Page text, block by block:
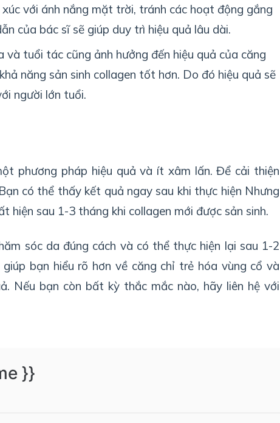
với ánh nắng mặt trời, tránh các hoạt động gắng
của bác sĩ sẽ giúp duy trì hiệu quả lâu dài.
tuổi tác cũng ảnh hưởng đến hiệu quả của căng
năng sản sinh collagen tốt hơn. Do đó hiệu quả sẽ
người lớn tuổi.
phương pháp hiệu quả và ít xâm lấn. Để cải thiện
có thể thấy kết quả ngay sau khi thực hiện Nhưng
hiện sau 1-3 tháng khi collagen mới được sản sinh.
sóc da đúng cách và có thể thực hiện lại sau 1-2
bạn hiểu rõ hơn về căng chỉ trẻ hóa vùng cổ và
Nếu bạn còn bất kỳ thắc mắc nào, hãy liên hệ với